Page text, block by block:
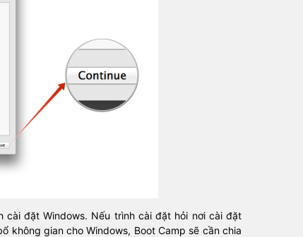
cài đặt Windows. Nếu trình cài đặt hỏi nơi cài đặt
không gian cho Windows, Boot Camp sẽ cần chia